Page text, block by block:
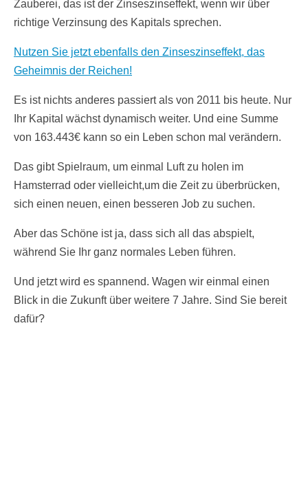
Zauberei, das ist der Zinseszinseffekt, wenn wir über
richtige Verzinsung des Kapitals sprechen.
Nutzen Sie jetzt ebenfalls den Zinseszinseffekt, das
Geheimnis der Reichen!
Es ist nichts anderes passiert als von 2011 bis heute. Nur
Ihr Kapital wächst dynamisch weiter. Und eine Summe
von 163.443€ kann so ein Leben schon mal verändern.
Das gibt Spielraum, um einmal Luft zu holen im
Hamsterrad oder vielleicht,um die Zeit zu überbrücken,
sich einen neuen, einen besseren Job zu suchen.
Aber das Schöne ist ja, dass sich all das abspielt,
während Sie Ihr ganz normales Leben führen.
Und jetzt wird es spannend. Wagen wir einmal einen
Blick in die Zukunft über weitere 7 Jahre. Sind Sie bereit
dafür?